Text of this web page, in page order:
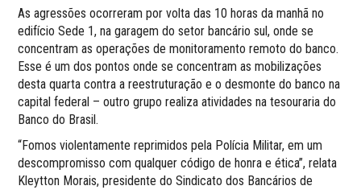
As agressões ocorreram por volta das 10 horas da manhã no
edifício Sede 1, na garagem do setor bancário sul, onde se
concentram as operações de monitoramento remoto do banco.
Esse é um dos pontos onde se concentram as mobilizações
desta quarta contra a reestruturação e o desmonte do banco na
capital federal – outro grupo realiza atividades na tesouraria do
Banco do Brasil.
“Fomos violentamente reprimidos pela Polícia Militar, em um
descompromisso com qualquer código de honra e ética”, relata
Kleytton Morais, presidente do Sindicato dos Bancários de